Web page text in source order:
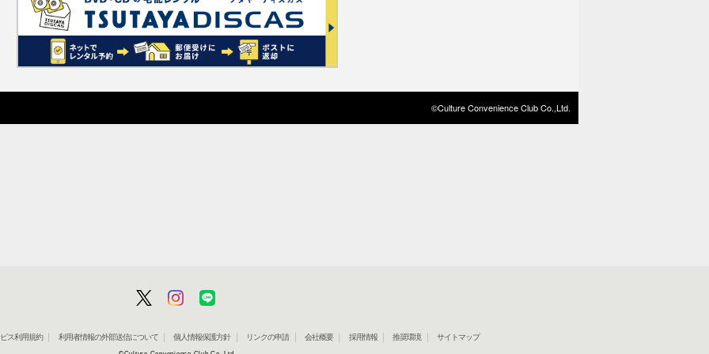
©Culture Convenience Club Co.,Ltd.
ビス利用規約 利用者情報の外部送信について 個人情報保護方針 リンクの申請 会社概要 採用情報 推奨環境 サイトマップ